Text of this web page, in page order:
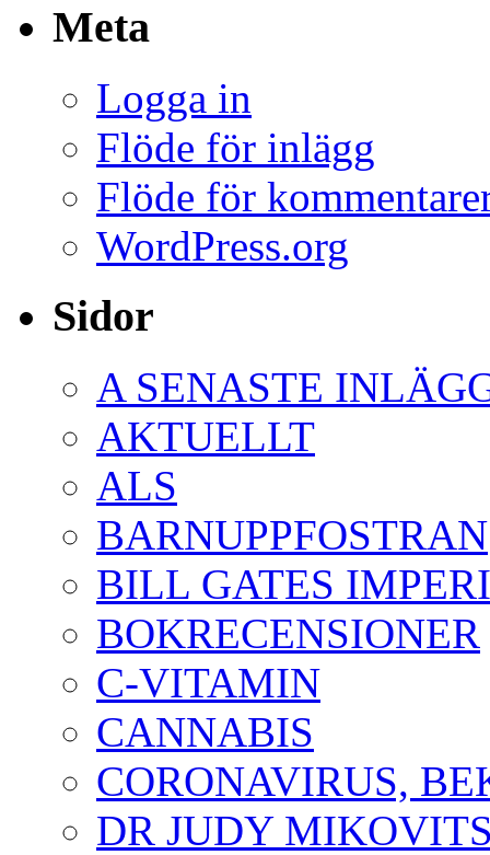
Meta
Logga in
Flöde för inlägg
Flöde för
WordPress.org
Sidor
A SENASTE
AKTUELLT
ALS
BARNUPPFOSTRAN
BILL GATES
BOKRECENSIONER
C-VITAMIN
CANNABIS
CORONAVIRUS,
DR JUDY